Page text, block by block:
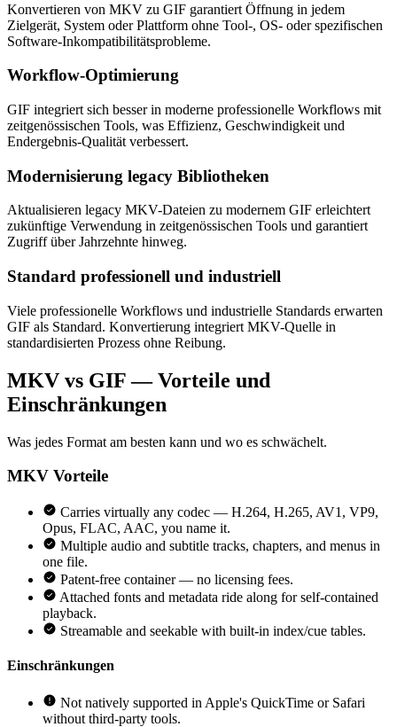
Konvertieren von MKV zu GIF garantiert Öffnung in jedem
Zielgerät, System oder Plattform ohne Tool-, OS- oder spezifischen
Software-Inkompatibilitätsprobleme.
Workflow-Optimierung
GIF integriert sich besser in moderne professionelle Workflows mit
zeitgenössischen Tools, was Effizienz, Geschwindigkeit und
Endergebnis-Qualität verbessert.
Modernisierung legacy Bibliotheken
Aktualisieren legacy MKV-Dateien zu modernem GIF erleichtert
zukünftige Verwendung in zeitgenössischen Tools und garantiert
Zugriff über Jahrzehnte hinweg.
Standard professionell und industriell
Viele professionelle Workflows und industrielle Standards erwarten
GIF als Standard. Konvertierung integriert MKV-Quelle in
standardisierten Prozess ohne Reibung.
MKV vs GIF — Vorteile und
Einschränkungen
Was jedes Format am besten kann und wo es schwächelt.
MKV Vorteile
Carries virtually any codec — H.264, H.265, AV1, VP9,
Opus, FLAC, AAC, you name it.
Multiple audio and subtitle tracks, chapters, and menus in
one file.
Patent-free container — no licensing fees.
Attached fonts and metadata ride along for self-contained
playback.
Streamable and seekable with built-in index/cue tables.
Einschränkungen
Not natively supported in Apple's QuickTime or Safari
without third-party tools.